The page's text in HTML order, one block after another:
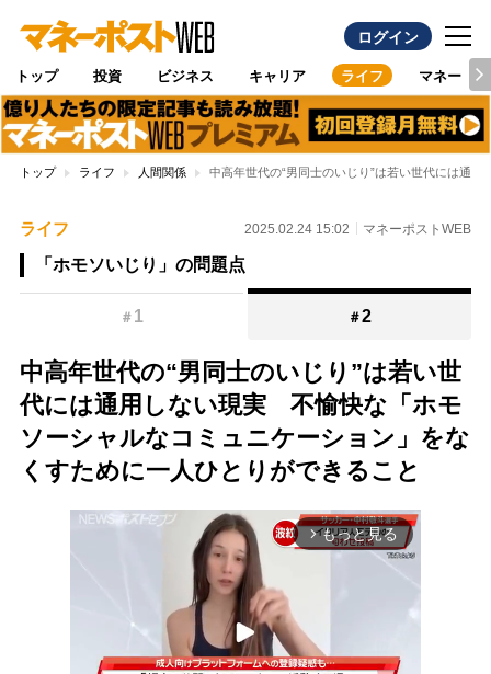
ログイン
トップ 投資 ビジネス キャリア ライフ マネー
トップ ライフ 人間関係 中高年世代の“男同士のいじり”は若い世代には通
ライフ 2025.02.24 15:02 マネーポストWEB
「ホモソいじり」の問題点
＃ 1 ＃2
中高年世代の“男同士のいじり”は若い世
代には通用しない現実 不愉快な「ホモ
ソーシャルなコミュニケーション」をな
くすために一人ひとりができること
arrow_forward_ios もっと見る